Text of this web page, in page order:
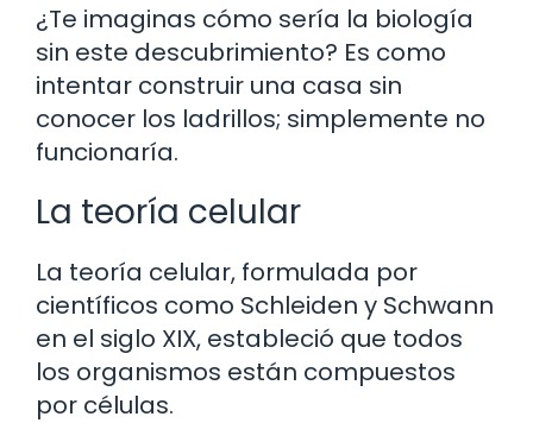
¿Te imaginas cómo sería la biología
sin este descubrimiento? Es como
intentar construir una casa sin
conocer los ladrillos; simplemente no
funcionaría.
La teoría celular
La teoría celular, formulada por
científicos como Schleiden y Schwann
en el siglo XIX, estableció que todos
los organismos están compuestos
por células.